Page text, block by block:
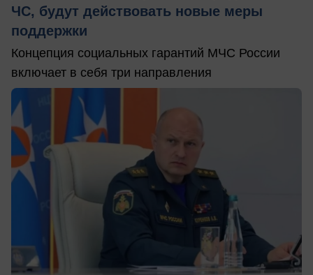
ЧС, будут действовать новые меры
поддержки
Концепция социальных гарантий МЧС России
включает в себя три направления